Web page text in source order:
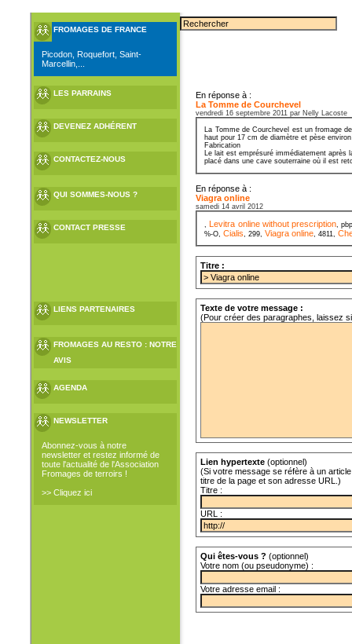
FROMAGES DE FRANCE
Picodon, Roquefort, Saint-
Marcellin,...
LES PARRAINS
DEVENEZ ADHÉRENT
CONTACTEZ-NOUS
QUI SOMMES-NOUS ?
CONTACT PRESSE
LIENS PARTENAIRES
FROMAGES AU RESTO : NOTRE
AVIS
AGENDA
NEWSLETTER
Abonnez-vous à notre
newsletter et restez informé de
toute l'actualité de l'Association
Fromages de terroirs !
>> Cliquez ici
En réponse à :
La Tomme de Courchevel
vendredi 16 septembre 2011 par Nelly Lacoste
La Tomme de Courchevel est un fromage
haut pour 17 cm de diamètre et pèse
Fabrication
Le lait est emprésuré immédiatement
placé dans une cave souterraine où il est
En réponse à :
Viagra online
samedi 14 avril 2012
, Levitra online without prescription,
%-O,Cialis, 299,Viagra online, 4811,
Titre :
Texte de votre message :
(Pour créer des paragraphes, laissez
Lien hypertexte (optionnel)
(Si votre message se réfère à un
titre de la page et son adresse URL.)
Titre :
URL :
Qui êtes-vous ? (optionnel)
Votre nom (ou pseudonyme) :
Votre adresse email :